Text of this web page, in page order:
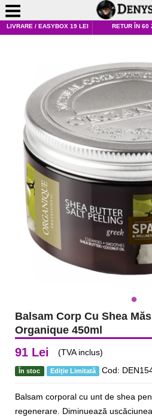
LIVRARE / EASYBOX 19 LEI RETUR ÎN 60
Balsam Corp Cu Shea
Organique 450ml
91 Lei (TVA inclus)
În stoc Ediție Limitată Cod:
Balsam corporal cu unt de shea
regenerare. Diminuează